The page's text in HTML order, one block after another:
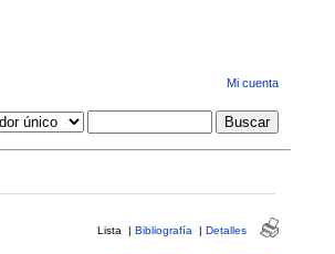
Mi cuenta
Lista | Bibliografía | Detalles